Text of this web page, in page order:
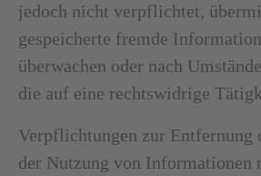
jedoch nicht verpflichtet,
gespeicherte fremde
überwachen oder nach
die auf eine rechtswidrige
Verpflichtungen zur Entfernung
der Nutzung von Informationen